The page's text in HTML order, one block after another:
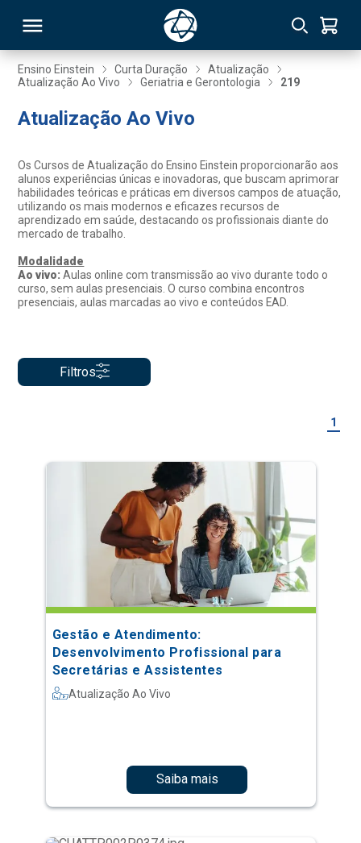
Ensino Einstein Curta Duração
Atualização
Atualização Ao Vivo
Geriatria e Gerontologia 219
Atualização Ao Vivo
Os Cursos de Atualização do Ensino Einstein proporcionarão aos
alunos experiências únicas e inovadoras, que buscam aprimorar
habilidades teóricas e práticas em diversos campos de atuação,
utilizando os mais modernos e eficazes recursos de
aprendizado em saúde, destacando os profissionais diante do
mercado de trabalho.
Modalidade
Ao vivo:Aulas online com transmissão ao vivo durante todo o
curso, sem aulas presenciais. O curso combina encontros
presenciais, aulas marcadas ao vivo e conteúdos EAD.
Filtros
1
Gestão e Atendimento:
Desenvolvimento Profissional para
Secretárias e Assistentes
Atualização Ao Vivo
Saiba mais